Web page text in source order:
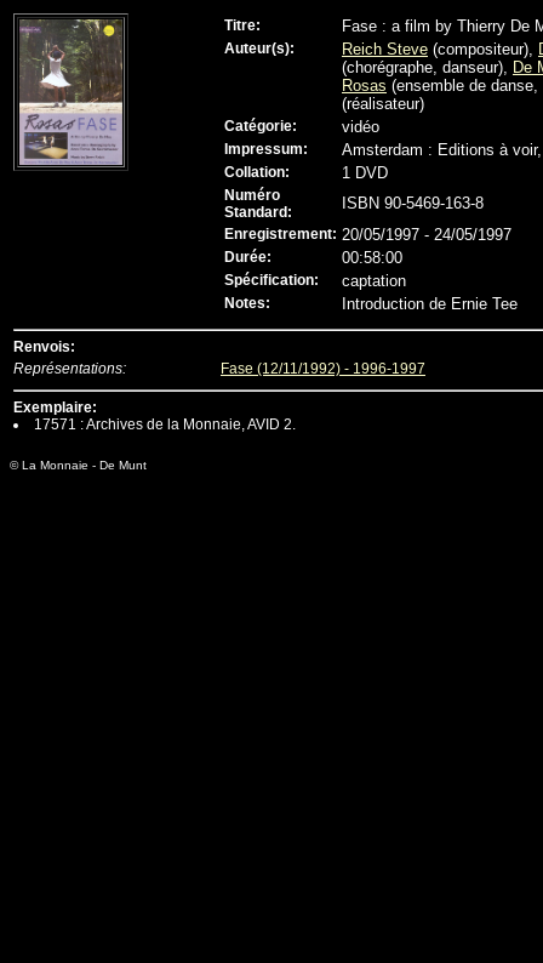
Titre: Fase : a film by Thierry De
Auteur(s): Reich Steve (compositeur),
(chorégraphe, danseur), De
Rosas (ensemble de
(réalisateur)
Catégorie: vidéo
Impressum: Amsterdam : Editions à
Collation: 1 DVD
Numéro
Standard:
ISBN 90-5469-163-8
Enregistrement: 20/05/1997 - 24/05/1997
Durée: 00:58:00
Spécification: captation
Notes: Introduction de Ernie Tee
Renvois:
Représentations:
Fase (12/11/1992) - 1996-1997
Exemplaire:
17571 : Archives de la Monnaie, AVID 2.
© La Monnaie - De Munt